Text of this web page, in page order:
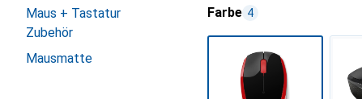
Maus + Tastatur
Zubehör
Mausmatte
Farbe 4